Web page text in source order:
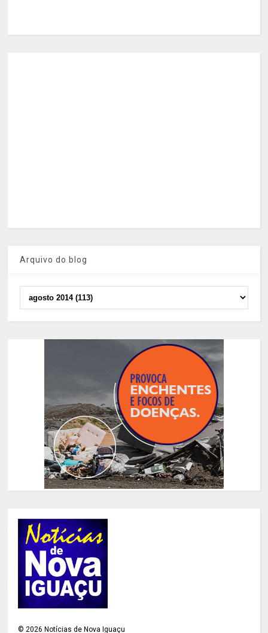
Arquivo do blog
©2026 Notícias de Nova Iguaçu